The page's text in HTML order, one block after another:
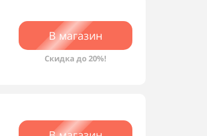
В магазин
Скидка до 20%!